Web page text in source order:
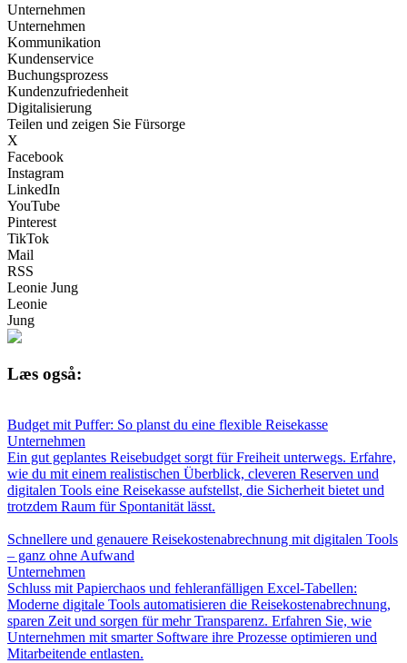
Unternehmen
Unternehmen
Kommunikation
Kundenservice
Buchungsprozess
Kundenzufriedenheit
Digitalisierung
Teilen und zeigen Sie Fürsorge
X
Facebook
Instagram
LinkedIn
YouTube
Pinterest
TikTok
Mail
RSS
Leonie Jung
Leonie
Jung
Læs også:
Budget mit Puffer: So planst du eine flexible Reisekasse
Unternehmen
Ein gut geplantes Reisebudget sorgt für Freiheit unterwegs. Erfahre,
wie du mit einem realistischen Überblick, cleveren Reserven und
digitalen Tools eine Reisekasse aufstellst, die Sicherheit bietet und
trotzdem Raum für Spontanität lässt.
Schnellere und genauere Reisekostenabrechnung mit digitalen Tools
– ganz ohne Aufwand
Unternehmen
Schluss mit Papierchaos und fehleranfälligen Excel-Tabellen:
Moderne digitale Tools automatisieren die Reisekostenabrechnung,
sparen Zeit und sorgen für mehr Transparenz. Erfahren Sie, wie
Unternehmen mit smarter Software ihre Prozesse optimieren und
Mitarbeitende entlasten.